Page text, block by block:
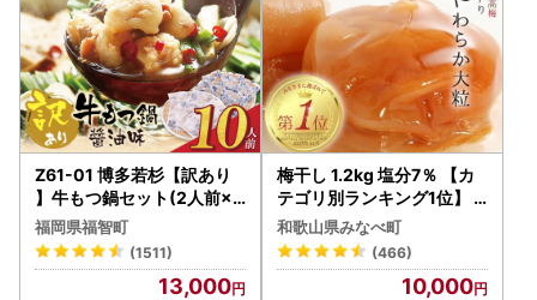
Z61-01 博多若杉【訳あり
】牛もつ鍋セット(2人前×5
) 10人前 もつ鍋
福岡県福智町
(1511)
13,000
梅干し 1.2kg 塩分7％ 【カ
テゴリ別ランキング1位】
はちみつ梅干し ご家庭用 【
baijuen002B】
和歌山県みなべ町
(466)
10,000